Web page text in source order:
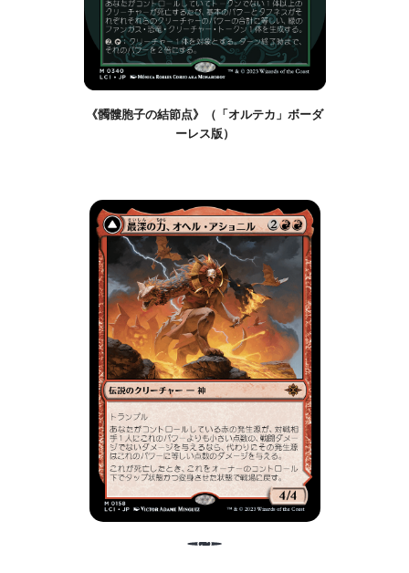
《髑髏胞子の結節点》（「オルテカ」ボーダ
ーレス版）